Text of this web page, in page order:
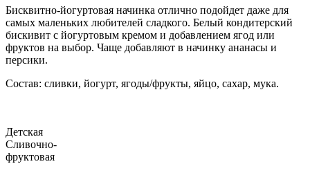
Бисквитно-йогуртовая начинка отлично подойдет даже для
самых маленьких любителей сладкого. Белый кондитерский
бискивит с йогуртовым кремом и добавлением ягод или
фруктов на выбор. Чаще добавляют в начинку ананасы и
персики.
Состав: сливки, йогурт, ягоды/фрукты, яйцо, сахар, мука.
Детская
Сливочно-
фруктовая